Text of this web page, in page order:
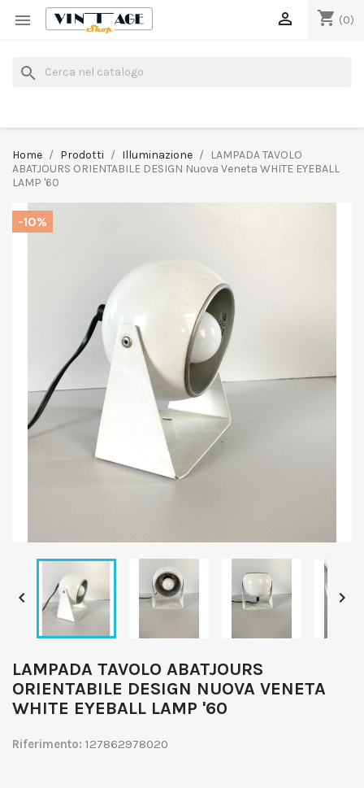
 shopping_cart (0)

search
Home Prodotti Illuminazione
LAMPADA TAVOLO
ABATJOURS ORIENTABILE DESIGN Nuova Veneta WHITE EYEBALL
LAMP '60
-10%
 
LAMPADA TAVOLO ABATJOURS
ORIENTABILE DESIGN NUOVA VENETA
WHITE EYEBALL LAMP '60
Riferimento: 127862978020